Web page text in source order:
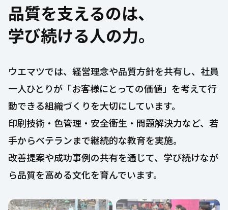
品質を支えるのは、
学び続ける人の力。
ウエマツでは、経営理念や品質方針を共有し、社員
一人ひとりが「お客様にとっての価値」を考えて行
動できる組織づくりを大切にしています。
印刷技術・色管理・安全衛生・問題解決力など、若
手からベテランまで継続的な教育を実施。
改善提案や成功事例の共有を通じて、学び続けなが
ら品質を高める文化を育んでいます。